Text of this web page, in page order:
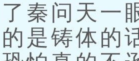
秦问天一
是铸体的